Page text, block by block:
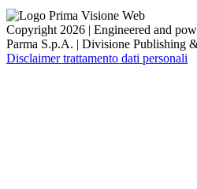
Copyright 2026 | Engineered and
Parma S.p.A. | Divisione Publishing
Disclaimer trattamento dati personali